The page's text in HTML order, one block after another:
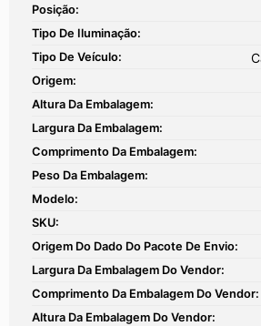
Posição:
Tipo De Iluminação:
Tipo De Veículo:
Origem:
Altura Da Embalagem:
Largura Da Embalagem:
Comprimento Da Embalagem:
Peso Da Embalagem:
Modelo:
SKU:
Origem Do Dado Do Pacote De Envio:
Largura Da Embalagem Do Vendor:
Comprimento Da Embalagem Do Vendor:
Altura Da Embalagem Do Vendor: